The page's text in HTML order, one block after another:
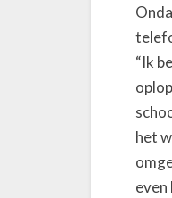
v
o
g
t
j
e
“Ik
het
even